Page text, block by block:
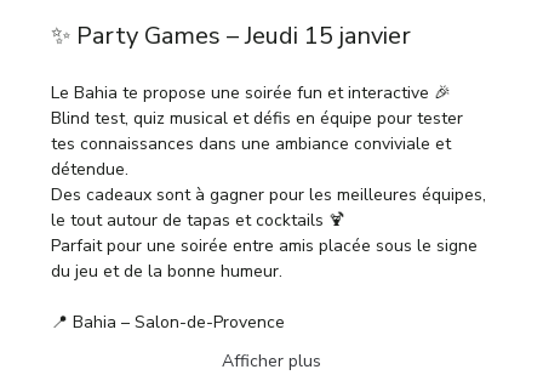
✨ Party Games – Jeudi 15 janvier
Le Bahia te propose une soirée fun et interactive 🎉
Blind test, quiz musical et défis en équipe pour tester
tes connaissances dans une ambiance conviviale et
détendue.
Des cadeaux sont à gagner pour les meilleures équipes,
le tout autour de tapas et cocktails 🍹
Parfait pour une soirée entre amis placée sous le signe
du jeu et de la bonne humeur.
📍 Bahia – Salon-de-Provence
Afficher plus